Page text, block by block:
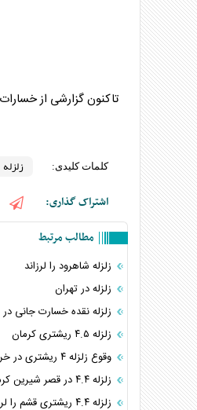
تاکنون گزارشی از
کلمات کلیدی: زلزله
اشتراک گذاری:
مطالب مرتبط
زلزله شاهرود را لرزاند
زلزله در تهران
زلزله نقده خسارت جانی
زلزله ۴.۵ ریشتری کرمان
وقوع زلزله ۴ ریشتری در خراسان شمالی
زلزله ۴.۴ در قصر شیرین کرمانشاه+ جزئیات
زلزله ۴.۴ ریشتری قشم را لرزاند